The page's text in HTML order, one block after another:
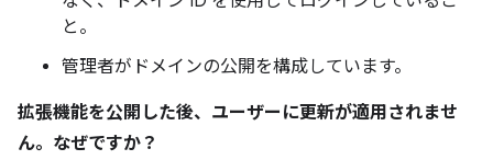
と。
管理者がドメインの公開を構成しています。
拡張機能を公開した後、ユーザーに更新が適用されませ
ん。なぜですか？